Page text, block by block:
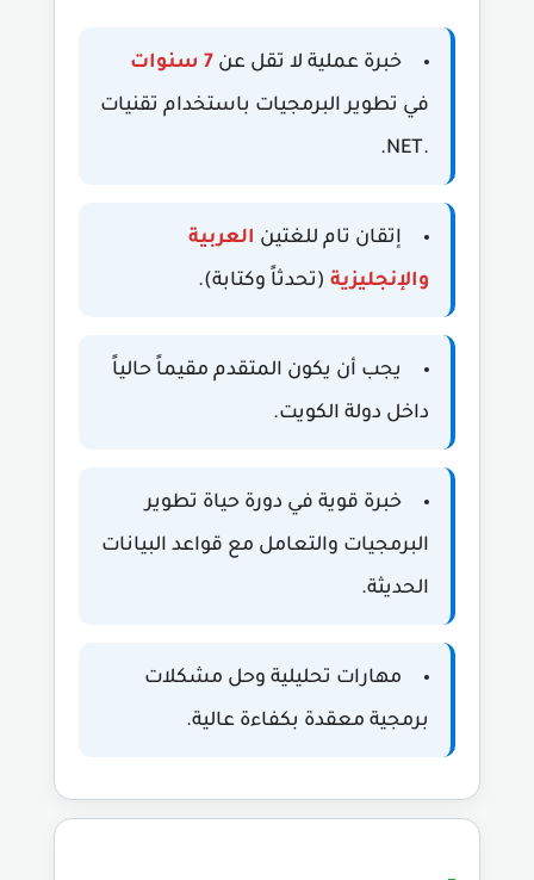
خبرة عملية لا تقل عن 7 سنوات
في تطوير البرمجيات باستخدام تقنيات
.NET.
إتقان تام للغتين العربية
والإنجليزية (تحدثاً وكتابة).
يجب أن يكون المتقدم مقيماً حالياً
داخل دولة الكويت.
خبرة قوية في دورة حياة تطوير
البرمجيات والتعامل مع قواعد البيانات
الحديثة.
مهارات تحليلية وحل مشكلات
برمجية معقدة بكفاءة عالية.